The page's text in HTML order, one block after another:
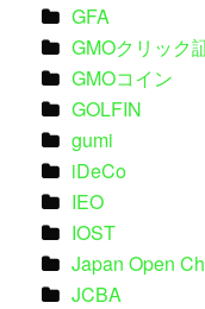
GFA
GMOクリック
GMOコイン
GOLFIN
gumi
iDeCo
IEO
IOST
Japan Open
JCBA